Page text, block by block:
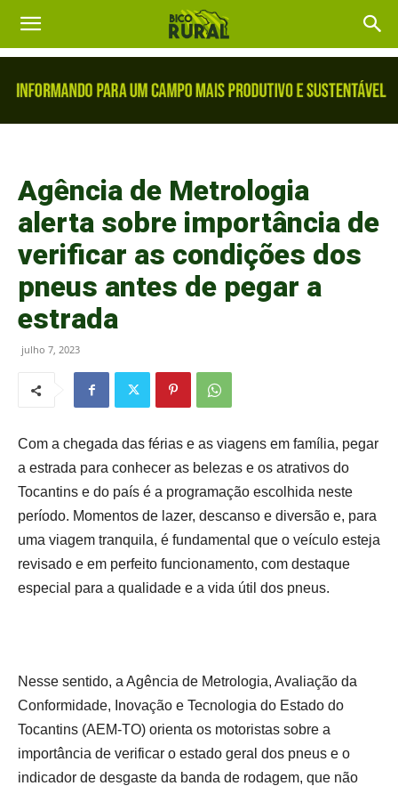
Agência de Metrologia
alerta sobre importância de
verificar as condições dos
pneus antes de pegar a
estrada
julho 7, 2023
Com a chegada das férias e as viagens em família, pegar
a estrada para conhecer as belezas e os atrativos do
Tocantins e do país é a programação escolhida neste
período. Momentos de lazer, descanso e diversão e, para
uma viagem tranquila, é fundamental que o veículo esteja
revisado e em perfeito funcionamento, com destaque
especial para a qualidade e a vida útil dos pneus.
Nesse sentido, a Agência de Metrologia, Avaliação da
Conformidade, Inovação e Tecnologia do Estado do
Tocantins (AEM-TO) orienta os motoristas sobre a
importância de verificar o estado geral dos pneus e o
indicador de desgaste da banda de rodagem, que não